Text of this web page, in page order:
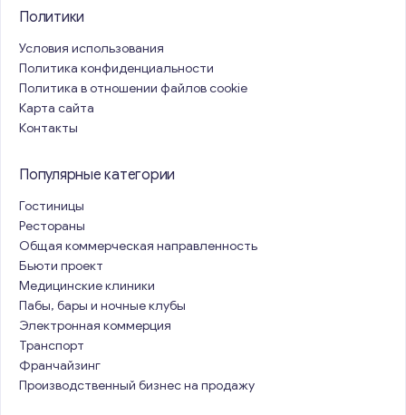
Политики
Условия использования
Политика конфиденциальности
Политика в отношении файлов cookie
Карта сайта
Контакты
Популярные категории
Гостиницы
Рестораны
Общая коммерческая направленность
Бьюти проект
Медицинские клиники
Пабы, бары и ночные клубы
Электронная коммерция
Транспорт
Франчайзинг
Производственный бизнес на продажу